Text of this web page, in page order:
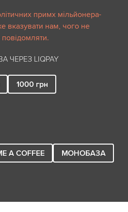
примх мільйонера-
вказувати нам, чого не
LIQPAY
1000 грн
A COFFEE
МОНОБАЗА